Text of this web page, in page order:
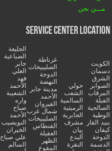
مـــن نحن
Service Center Location
الكويت
دسمان
الشرق
الصوابر
المرقاب
القبلة
الصالحية
الوطية
بنيد القار
كيفان
الدوحة
الدسمة
حولي
الشعب
السالمية
الرميثية
الجابرية
مشرف
بيان
آلبدع
النقرة
غرناطة
الصليبيخات
الدوحة
النهضة
مدينة جابر
الأحمد
القيروان
شمال غرب
الصليبيخات
الفنطاس
العقيلة
الظهر
المقوع
الجليعة
الضباعية
جابر
العلي
فهد
الأحمد
الشعيبة
واره
صباح
الأحمد
النويصيب
الخيران
علي صباح
السالم